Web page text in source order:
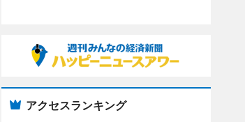
アクセスランキング